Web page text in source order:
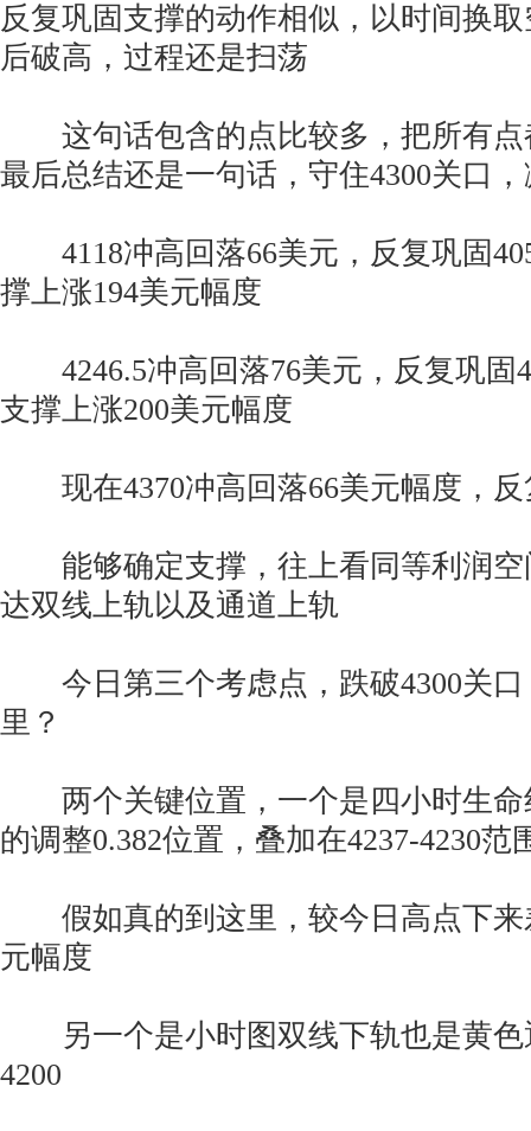
反复巩固支撑的动作相似，以时间换
后破高，过程还是扫荡
这句话包含的点比较多，把所有点
最后总结还是一句话，守住4300关口
4118冲高回落66美元，反复巩固
撑上涨194美元幅度
4246.5冲高回落76美元，反复巩固
支撑上涨200美元幅度
现在4370冲高回落66美元幅度，反
能够确定支撑，往上看同等利润空
达双线上轨以及通道上轨
今日第三个考虑点，跌破4300关口
里？
两个关键位置，一个是四小时生命
的调整0.382位置，叠加在4237-4230范
假如真的到这里，较今日高点下来
元幅度
另一个是小时图双线下轨也是黄色
4200